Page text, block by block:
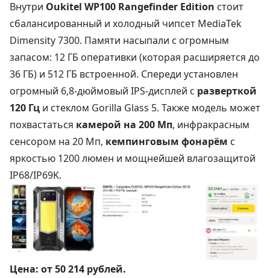
Внутри Oukitel WP100 Rangefinder Edition стоит
сбалансированный и холодный чипсет MediaTek
Dimensity 7300. Памяти насыпали с огромным
запасом: 12 ГБ оперативки (которая расширяется до
36 ГБ) и 512 ГБ встроенной. Спереди установлен
огромный 6,8-дюймовый IPS-дисплей с разверткой
120 Гц и стеклом Gorilla Glass 5. Также модель может
похвастаться камерой на 200 Мп, инфракрасным
сенсором на 20 Мп, кемпинговым фонарём с
яркостью 1200 люмен и мощнейшей влагозащитой
IP68/IP69K.
Цена: от 50 214 рублей.